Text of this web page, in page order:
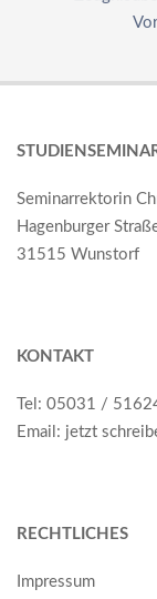
Seminarrektorin
Hagenburger
31515 Wunstorf
KONTAKT
Tel: 05031 /
Email: jetzt
RECHTLICHES
Impressum